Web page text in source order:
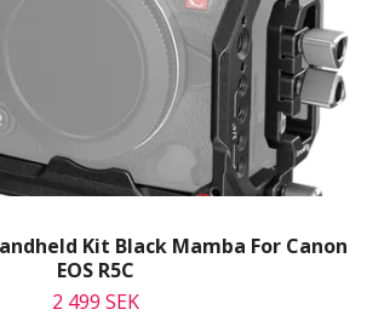
Kit Black Mamba For Canon
EOS R5C
2 499 SEK